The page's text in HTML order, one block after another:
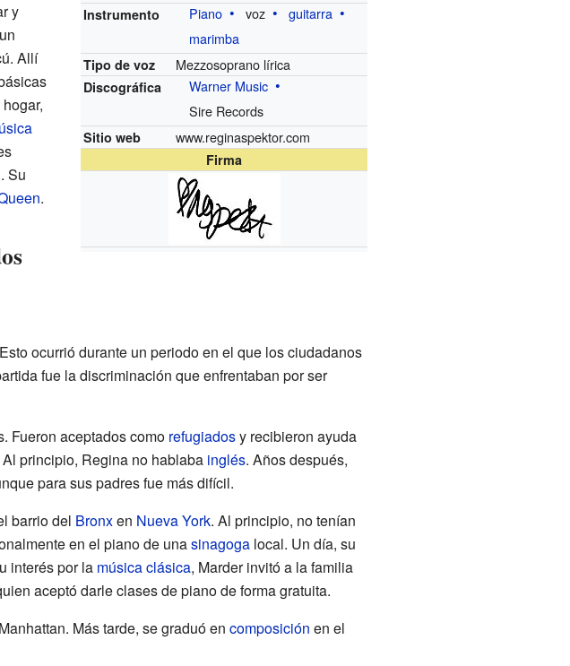
Instrumento Piano voz
guitarra
marimba
Tipo de voz Mezzosoprano lírica
Discográfica
Warner Music
Sire Records
Sitio web www.reginaspektor.com
Firma
y
Allí
. Su
.
ocurrió durante un periodo en el que los ciudadanos
fue la discriminación que enfrentaban por ser
Fueron aceptados como refugiadosy recibieron ayuda
principio, Regina no hablaba inglés. Años después,
para sus padres fue más difícil.
barrio del Bronxen Nueva York. Al principio, no tenían
en el piano de unasinagogalocal. Un día, su
interés por la música clásica, Marder invitó a la familia
aceptó darle clases de piano de forma gratuita.
Más tarde, se graduó en composición en el